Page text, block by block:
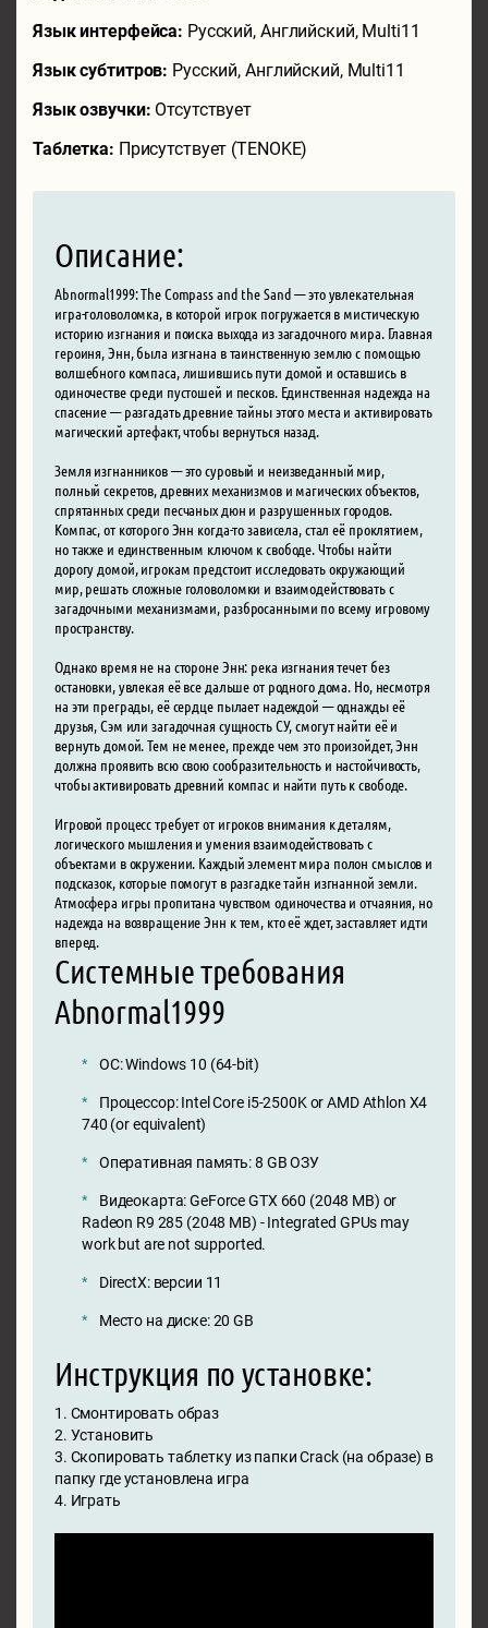
Язык интерфейса: Русский, Английский, Multi11
Язык субтитров: Русский, Английский, Multi11
Язык озвучки: Отсутствует
Таблетка: Присутствует (TENOKE)
Описание:
Abnormal1999: The Compass and the Sand — это увлекательная
игра-головоломка, в которой игрок погружается в мистическую
историю изгнания и поиска выхода из загадочного мира. Главная
героиня, Энн, была изгнана в таинственную землю с помощью
волшебного компаса, лишившись пути домой и оставшись в
одиночестве среди пустошей и песков. Единственная надежда на
спасение — разгадать древние тайны этого места и активировать
магический артефакт, чтобы вернуться назад.
Земля изгнанников — это суровый и неизведанный мир,
полный секретов, древних механизмов и магических объектов,
спрятанных среди песчаных дюн и разрушенных городов.
Компас, от которого Энн когда-то зависела, стал её проклятием,
но также и единственным ключом к свободе. Чтобы найти
дорогу домой, игрокам предстоит исследовать окружающий
мир, решать сложные головоломки и взаимодействовать с
загадочными механизмами, разбросанными по всему игровому
пространству.
Однако время не на стороне Энн: река изгнания течет без
остановки, увлекая её все дальше от родного дома. Но, несмотря
на эти преграды, её сердце пылает надеждой — однажды её
друзья, Сэм или загадочная сущность СУ, смогут найти её и
вернуть домой. Тем не менее, прежде чем это произойдет, Энн
должна проявить всю свою сообразительность и настойчивость,
чтобы активировать древний компас и найти путь к свободе.
Игровой процесс требует от игроков внимания к деталям,
логического мышления и умения взаимодействовать с
объектами в окружении. Каждый элемент мира полон смыслов и
подсказок, которые помогут в разгадке тайн изгнанной земли.
Атмосфера игры пропитана чувством одиночества и отчаяния, но
надежда на возвращение Энн к тем, кто её ждет, заставляет идти
вперед.
Системные требования
Abnormal1999
ОС: Windows 10 (64-bit)
Процессор: Intel Core i5-2500K or AMD Athlon X4
740 (or equivalent)
Оперативная память: 8 GB ОЗУ
Видеокарта: GeForce GTX 660 (2048 MB) or
Radeon R9 285 (2048 MB) - Integrated GPUs may
work but are not supported.
DirectX: версии 11
Место на диске: 20 GB
Инструкция по установке:
1. Смонтировать образ
2. Установить
3. Скопировать таблетку из папки Crack (на образе) в
папку где установлена игра
4. Играть